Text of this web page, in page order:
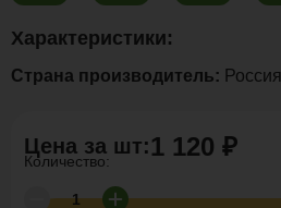
Цена за шт:1 120 ₽
Количество:
Характеристики:
Страна производитель: Россия